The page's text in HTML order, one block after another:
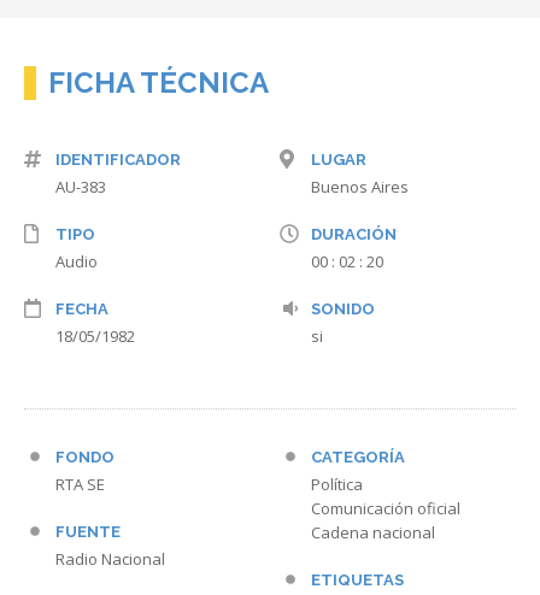
FICHA TÉCNICA
IDENTIFICADOR
AU-383
TIPO
Audio
FECHA
18/05/1982
LUGAR
Buenos Aires
DURACIÓN
00 : 02 : 20
SONIDO
si
FONDO
RTA SE
FUENTE
Radio Nacional
CATEGORÍA
Política
Comunicación oficial
Cadena nacional
ETIQUETAS